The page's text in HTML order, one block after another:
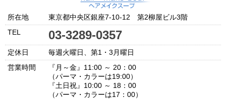
所在地
東京都中央区銀座7-10-12 第2柳屋ビル3階
TEL
03-3289-0357
定休日
毎週火曜日、第1・3月曜日
営業時間
『月～金』11:00 ～ 20：00
（パーマ・カラーは19:00）
『土日祝』10:00 ～ 18：00
（パーマ・カラーは17：00）